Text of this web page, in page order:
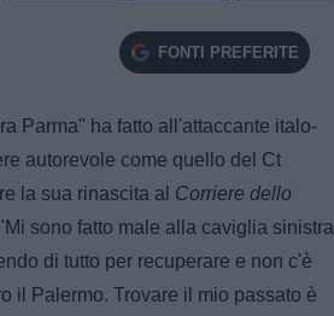
FONTI PREFERITE
Parma" ha fatto all'attaccante italo-
autorevole come quello del Ct
la sua rinascita al Corriere dello
sono fatto male alla caviglia sinistra
di tutto per recuperare e non c'è
il Palermo. Trovare il mio passato è